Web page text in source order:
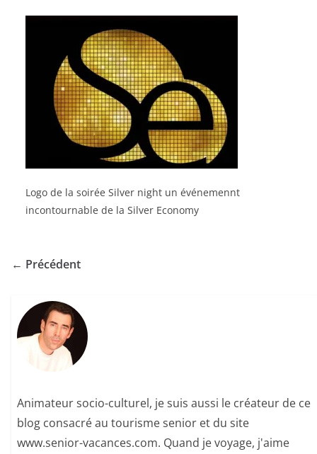
Logo de la soirée Silver night un événemennt
incontournable de la Silver Economy
← Précédent
Animateur socio-culturel, je suis aussi le créateur de ce
blog consacré au tourisme senior et du site
www.senior-vacances.com. Quand je voyage, j'aime